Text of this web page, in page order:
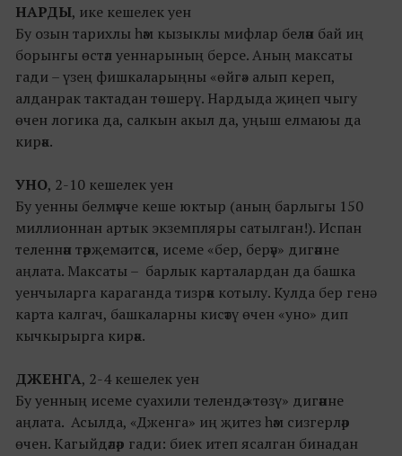
НАРДЫ, ике кешелек уен
Бу озын тарихлы һәм кызыклы мифлар белән бай иң
борынгы өстәл уеннарының берсе. Аның максаты
гади – үзең фишкаларыңны «өйгә» алып кереп,
алданрак тактадан төшерү. Нардыда җиңеп чыгу
өчен логика да, салкын акыл да, уңыш елмаюы да
кирәк.
УНО, 2-10 кешелек уен
Бу уенны белмәүче кеше юктыр (аның барлыгы 150
миллионнан артык экземпляры сатылган!). Испан
теленнән тәрҗемә итсәк, исеме «бер, берәү» дигәнне
аңлата. Максаты – барлык карталардан да башка
уенчыларга караганда тизрәк котылу. Кулда бер генә
карта калгач, башкаларны кисәтү өчен «уно» дип
кычкырырга кирәк.
ДЖЕНГА, 2-4 кешелек уен
Бу уенның исеме суахили телендә «төзү» дигәнне
аңлата. Асылда, «Дженга» иң җитез һәм сизгерләр
өчен. Кагыйдәләр гади: биек итеп ясалган бинадан